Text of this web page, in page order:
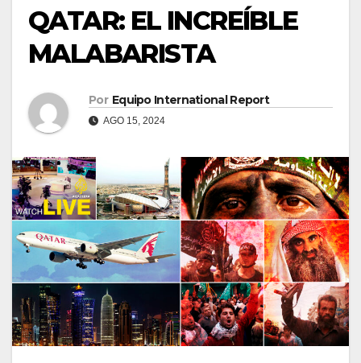
QATAR: EL INCREÍBLE
MALABARISTA
Por Equipo International Report
AGO 15, 2024